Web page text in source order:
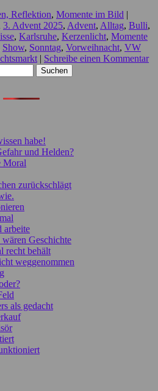
Reflektion, Momente im Bild |
3. Advent 2025, Advent, Alltag, Bulli,
, Karlsruhe, Kerzenlicht, Momente
Show, Sonntag, Vorweihnacht, VW
| Schreibe einen Kommentar
habe!
und Helden?
Moral
zurückschlägt
arbeite
Geschichte
recht behält
weggenommen
als gedacht